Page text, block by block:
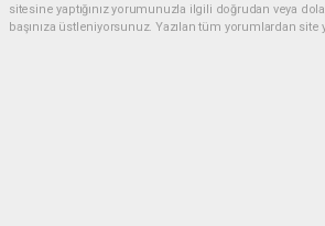
sitesine yaptığınız yorumunuzla ilgili doğrudan veya
başınıza üstleniyorsunuz. Yazılan tüm yorumlardan